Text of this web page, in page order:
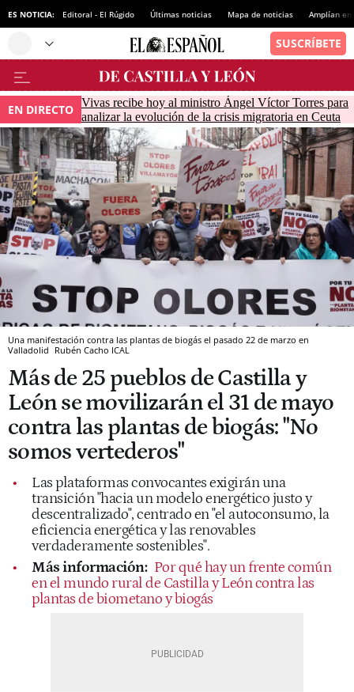
ES NOTICIA: Editoral - El Rúgido Últimas noticias Mapa de noticias Amplían
EN DIRECTO Vivas recibe hoy al ministro Ángel Víctor Torres para
analizar la evolución de la crisis migratoria en Ceuta
Una manifestación contra las plantas de biogás el pasado 22 de marzo en
Valladolid Rubén Cacho ICAL
Más de 25 pueblos de Castilla y
León se movilizarán el 31 de mayo
contra las plantas de biogás: "No
somos vertederos"
Las plataformas convocantes exigirán una
transición "hacia un modelo energético justo y
descentralizado", centrado en "el autoconsumo, la
eficiencia energética y las renovables
verdaderamente sostenibles".
Más información: Por qué hay un frente común
en el mundo rural de Castilla y León contra las
plantas de biometano y biogás